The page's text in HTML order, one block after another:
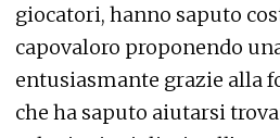
giocatori, hanno saputo
capovaloro proponendo
entusiasmante grazie alla
che ha saputo aiutarsi